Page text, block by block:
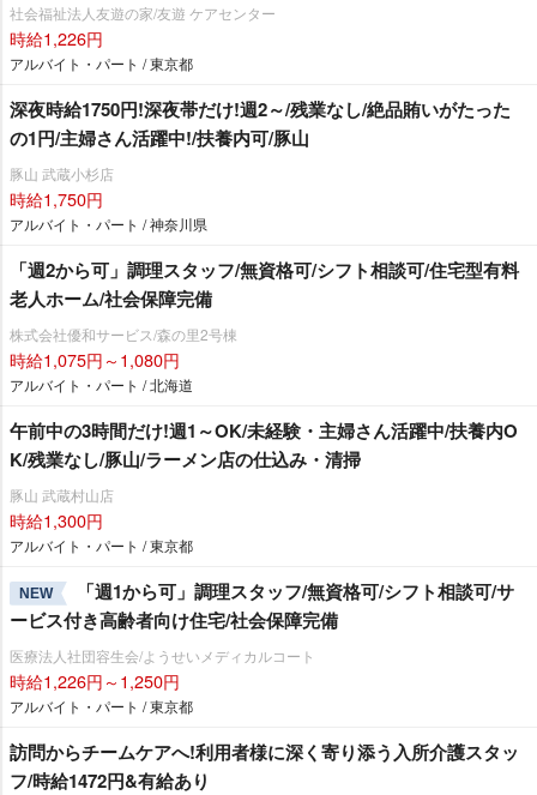
社会福祉法人友遊の家/友遊 ケアセンター
時給1,226円
アルバイト・パート / 東京都
深夜時給1750円!深夜帯だけ!週2～/残業なし/絶品賄いがたった
の1円/主婦さん活躍中!/扶養内可/豚山
豚山 武蔵小杉店
時給1,750円
アルバイト・パート / 神奈川県
「週2から可」調理スタッフ/無資格可/シフト相談可/住宅型有料
老人ホーム/社会保障完備
株式会社優和サービス/森の里2号棟
時給1,075円～1,080円
アルバイト・パート / 北海道
午前中の3時間だけ!週1～OK/未経験・主婦さん活躍中/扶養内O
K/残業なし/豚山/ラーメン店の仕込み・清掃
豚山 武蔵村山店
時給1,300円
アルバイト・パート / 東京都
NEW
「週1から可」調理スタッフ/無資格可/シフト相談可/サ
ービス付き高齢者向け住宅/社会保障完備
医療法人社団容生会/ようせいメディカルコート
時給1,226円～1,250円
アルバイト・パート / 東京都
訪問からチームケアへ!利用者様に深く寄り添う入所介護スタッ
フ/時給1472円&有給あり